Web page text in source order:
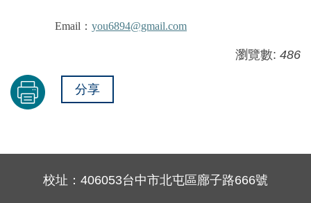
Email： you6894@gmail.com
瀏覽數: 486
分享
校址：406053台中市北屯區廍子路666號